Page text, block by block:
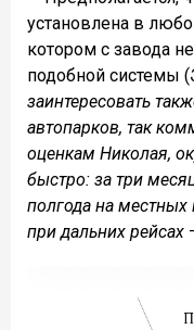
установлена в
котором с завода
подобной системы (
заинтересовать
автопарков, так
оценкам Николая,
быстро: за три
полгода на
при дальних рейсах